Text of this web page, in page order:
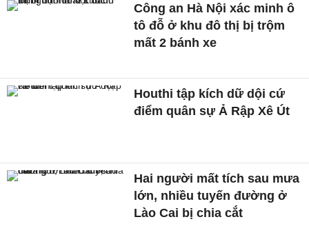
Công an Hà Nội xác minh ô
tô đỗ ở khu đô thị bị trộm
mất 2 bánh xe
Houthi tập kích dữ dội cứ
điểm quân sự Ả Rập Xê Út
Hai người mất tích sau mưa
lớn, nhiều tuyến đường ở
Lào Cai bị chia cắt